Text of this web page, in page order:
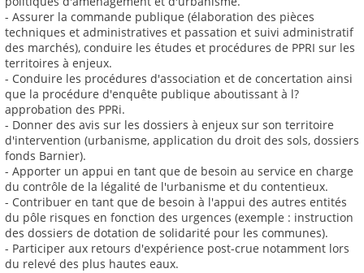
- Assurer la commande publique (élaboration des pièces
techniques et administratives et passation et suivi administratif
des marchés), conduire les études et procédures de PPRI sur les
territoires à enjeux.
- Conduire les procédures d'association et de concertation ainsi
que la procédure d'enquête publique aboutissant à l?
approbation des PPRi.
- Donner des avis sur les dossiers à enjeux sur son territoire
d'intervention (urbanisme, application du droit des sols, dossiers
fonds Barnier).
- Apporter un appui en tant que de besoin au service en charge
du contrôle de la légalité de l'urbanisme et du contentieux.
- Contribuer en tant que de besoin à l'appui des autres entités
du pôle risques en fonction des urgences (exemple : instruction
des dossiers de dotation de solidarité pour les communes).
- Participer aux retours d'expérience post-crue notamment lors
du relevé des plus hautes eaux.